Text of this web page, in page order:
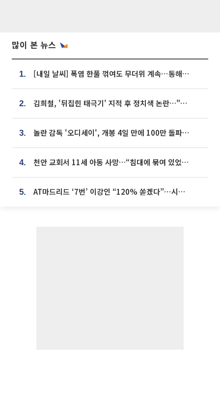
많이 본 뉴스
1. [내일 날씨] 폭염 한풀 꺾여도 무더위 계속⋯동해안 이틀 연속 비
2. 김희철, '뒤집힌 태극기' 지적 후 정치색 논란…"좌우 떠나 우리나라 국기"
3. 놀란 감독 '오디세이', 개봉 4일 만에 100만 돌파⋯'왕사남' 보다 빠르다
4. 천안 교회서 11세 아동 사망…“침대에 묶여 있었다” 진술 확보
5. AT마드리드 ‘7번’ 이강인 “120% 쏟겠다”⋯시메오네 감독 “필요한 선수”